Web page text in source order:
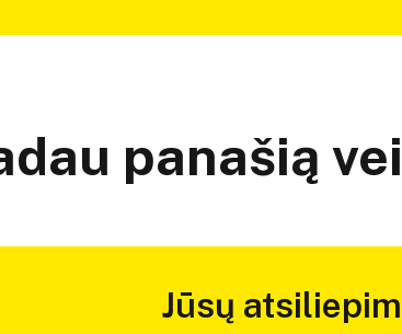
panašią
Jūsų